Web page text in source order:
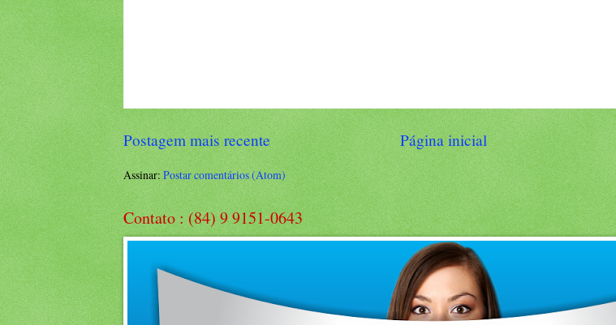
Postagem mais recente Página inicial
Assinar:Postar comentários (Atom)
Contato : (84) 9 9151-0643